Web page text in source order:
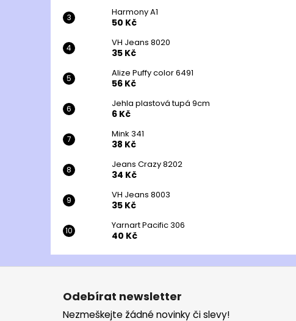
Harmony A1
50 Kč
VH Jeans 8020
35 Kč
Alize Puffy color 6491
56 Kč
Jehla plastová tupá 9cm
6 Kč
Mink 341
38 Kč
Jeans Crazy 8202
34 Kč
VH Jeans 8003
35 Kč
Yarnart Pacific 306
40 Kč
Z
Odebírat newsletter
Nezmeškejte žádné novinky či slevy!